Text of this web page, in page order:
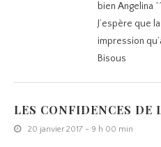
bien Angelina ^^
J’espère que
impression
Bisous
LES CONFIDENCES DE
20 janvier 2017 - 9 h 00 min